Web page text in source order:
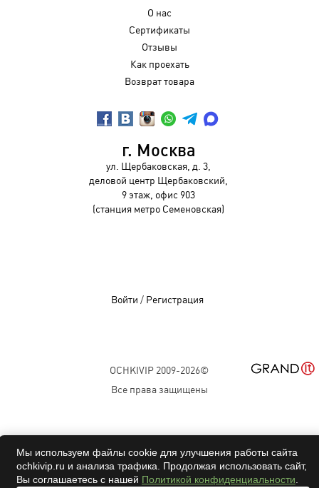
О нас
Сертификаты
Отзывы
Как проехать
Возврат товара
г. Москва
ул. Щербаковская, д. 3,
деловой центр Щербаковский,
9 этаж, офис 903
(станция метро Семеновская)
Войти / Регистрация
OCHKIVIP 2009-2026©
Все права защищены
Мы используем файлы cookie для улучшения работы сайта
ochkivip.ru и анализа трафика. Продолжая использовать сайт,
Вы соглашаетесь с нашей Политикой конфиденциальности